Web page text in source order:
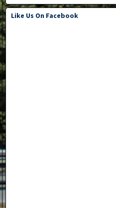
Like Us On Facebook